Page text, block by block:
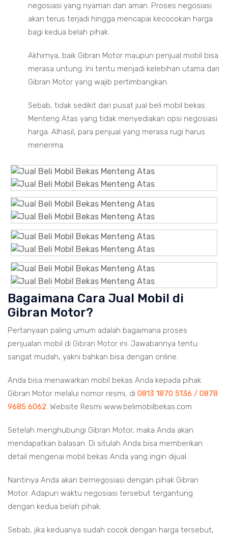
negosiasi yang nyaman dan aman. Proses negosiasi
akan terus terjadi hingga mencapai kecocokan harga
bagi kedua belah pihak.
Akhirnya, baik Gibran Motor maupun penjual mobil bisa
merasa untung. Ini tentu menjadi kelebihan utama dari
Gibran Motor yang wajib pertimbangkan.
Sebab, tidak sedikit dari pusat jual beli mobil bekas
Menteng Atas yang tidak menyediakan opsi negosiasi
harga. Alhasil, para penjual yang merasa rugi harus
menerima.
Bagaimana Cara Jual Mobil di
Gibran Motor?
Pertanyaan paling umum adalah bagaimana proses
penjualan mobil di Gibran Motor ini. Jawabannya tentu
sangat mudah, yakni bahkan bisa dengan online.
Anda bisa menawarkan mobil bekas Anda kepada pihak
Gibran Motor melalui nomor resmi, di 0813 1870 5136 / 0878
9685 6062. Website Resmi www.belimobilbekas.com
Setelah menghubungi Gibran Motor, maka Anda akan
mendapatkan balasan. Di situlah Anda bisa memberikan
detail mengenai mobil bekas Anda yang ingin dijual.
Nantinya Anda akan bernegosiasi dengan pihak Gibran
Motor. Adapun waktu negosiasi tersebut tergantung
dengan kedua belah pihak.
Sebab, jika keduanya sudah cocok dengan harga tersebut,